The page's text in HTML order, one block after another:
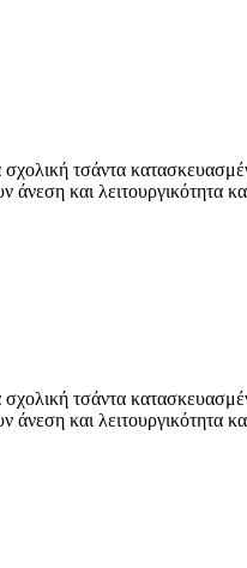
τσάντα
και λειτουργικότητα
τσάντα
και λειτουργικότητα